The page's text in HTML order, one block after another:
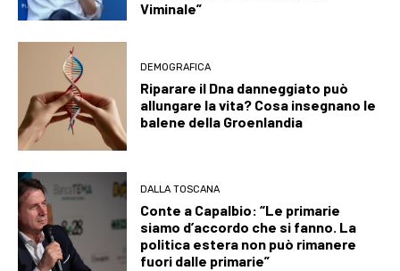
Viminale”
DEMOGRAFICA
Riparare il Dna danneggiato può
allungare la vita? Cosa insegnano le
balene della Groenlandia
DALLA TOSCANA
Conte a Capalbio: “Le primarie
siamo d’accordo che si fanno. La
politica estera non può rimanere
fuori dalle primarie”